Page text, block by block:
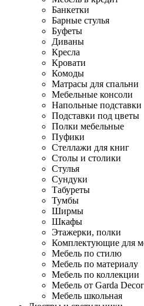
Банкетки
Барные стулья
Буфеты
Диваны
Кресла
Кровати
Комоды
Матрасы для спальни
Мебельные консоли
Напольные подставки
Подставки под цветы
Полки мебельные
Пуфики
Стеллажи для книг
Столы и столики
Стулья
Сундуки
Табуреты
Тумбы
Ширмы
Шкафы
Этажерки, полки
Комплектующие для
Мебель по стилю
Мебель по материалу
Мебель по коллекции
Мебель от Garda Decor
Мебель школьная